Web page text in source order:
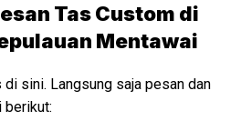
Tas Custom di
Mentawai
di sini. Langsung saja pesan dan
berikut: